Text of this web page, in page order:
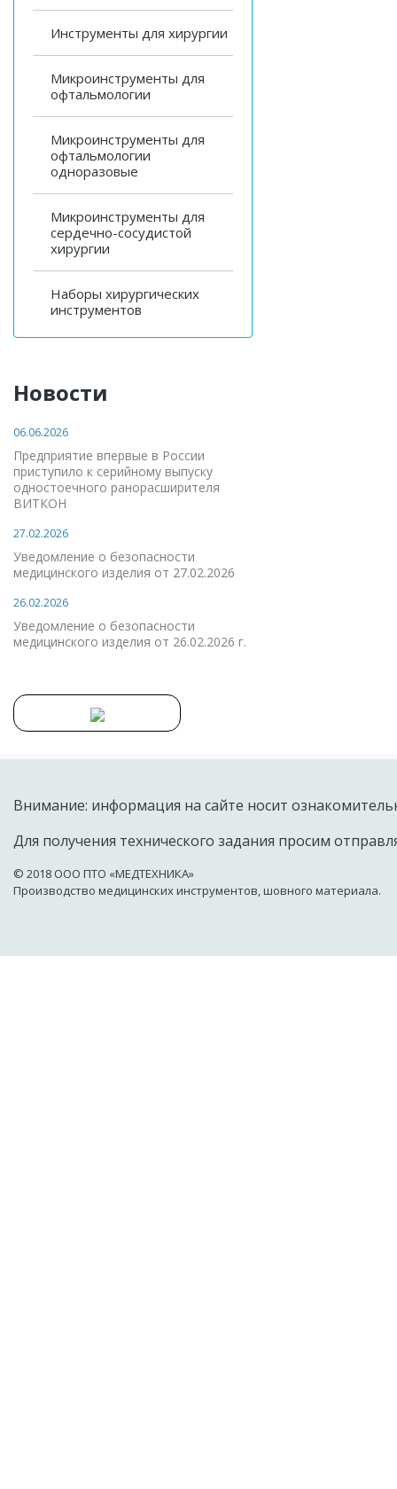
Инструменты для хирургии
Микроинструменты для
офтальмологии
Микроинструменты для
офтальмологии
одноразовые
Микроинструменты для
сердечно-сосудистой
хирургии
Наборы хирургических
инструментов
Новости
06.06.2026
Предприятие впервые в России
приступило к серийному выпуску
одностоечного ранорасширителя
ВИТКОН
27.02.2026
Уведомление о безопасности
медицинского изделия от 27.02.2026
26.02.2026
Уведомление о безопасности
медицинского изделия от 26.02.2026 г.
Внимание: информация на сайте носит
Для получения технического задания просим
© 2018 OOO ПТО «МЕДТЕХНИКА»
Производство медицинских инструментов, шовного материала.